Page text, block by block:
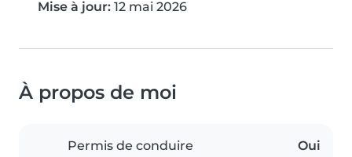
Mise à jour: 12 mai 2026
À propos de moi
Permis de conduire Oui